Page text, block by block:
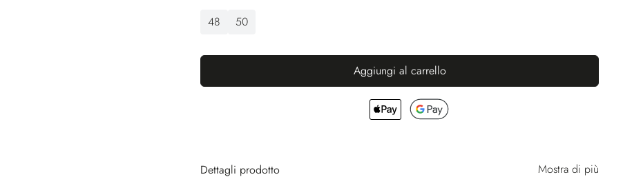
48
50
Aggiungi al carrello
Dettagli prodotto
Mostra di più